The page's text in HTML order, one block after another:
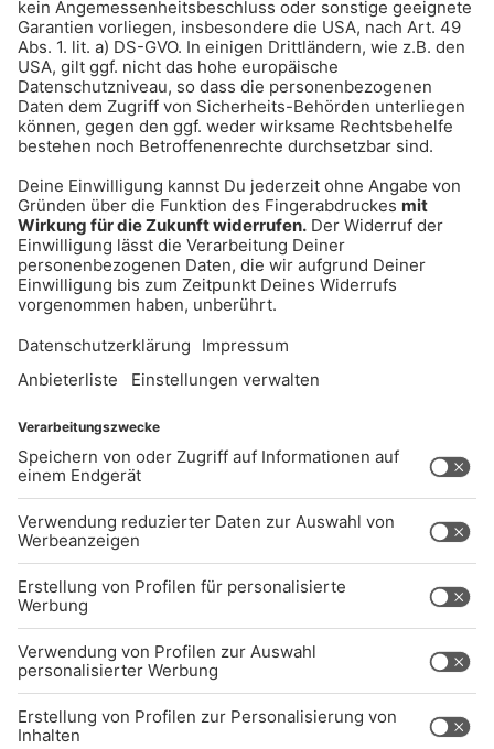
Statt Gehaltsverhandlung: So bekommt ihr
geldwerte Vorteile
UNTERNEHMEN
Kontakt
Jobs
Sendeempfang
Über uns